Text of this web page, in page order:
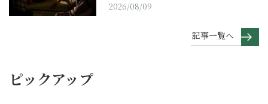
2026/08/09
記事一覧へ
ピックアップ